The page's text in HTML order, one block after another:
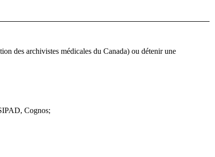
des archivistes médicales du Canada) ou détenir une
Cognos;